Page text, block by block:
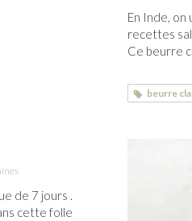
En Inde, on
recettes
Ce beurre
beurre
de 7 jours .
cette folle